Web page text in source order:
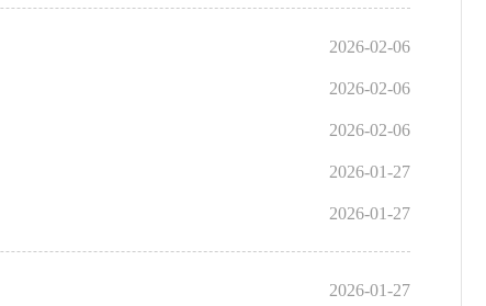
2026-02-06
2026-02-06
2026-02-06
2026-01-27
2026-01-27
2026-01-27